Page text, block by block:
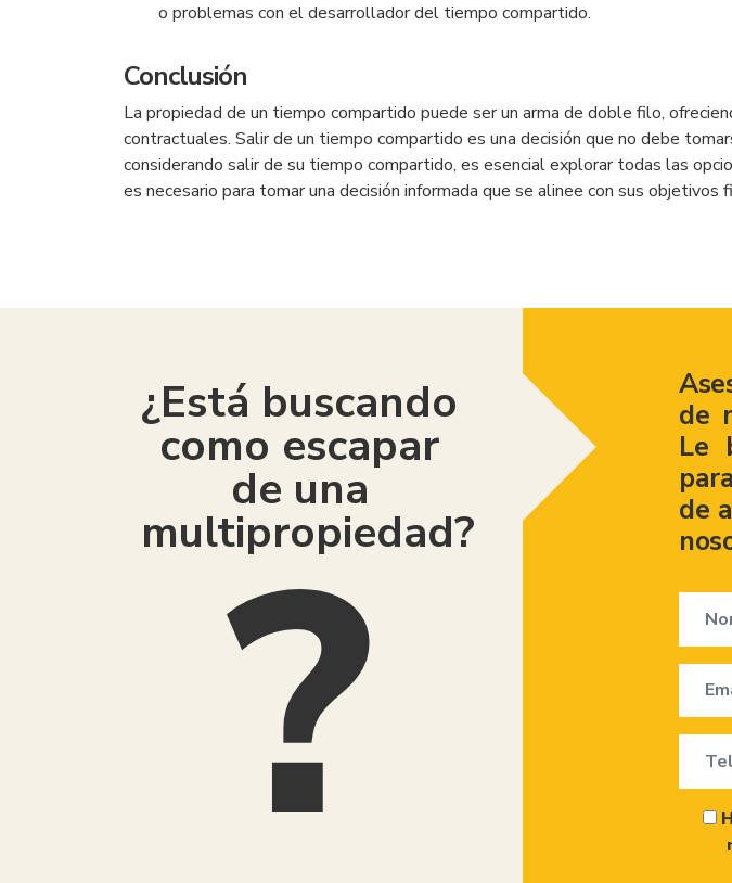
o problemas con el desarrollador del tiempo compartido.
Conclusión
La propiedad de un tiempo compartido puede ser un arma de doble filo,
contractuales. Salir de un tiempo compartido es una decisión que no debe
considerando salir de su tiempo compartido, es esencial explorar todas las
es necesario para tomar una decisión informada que se alinee con sus objetivos
¿Está buscando
como escapar
de una
multipropiedad?
de
Le
de